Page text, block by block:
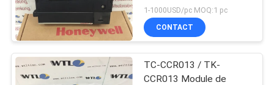
1-1000USD/pc MOQ:1 pc
CONTACT
TC-CCR013 / TK-
CCR013 Module de